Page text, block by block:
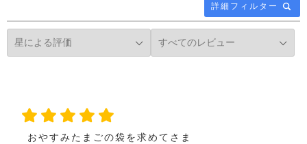
詳細フィルター
おやすみたまごの袋を求めてさま